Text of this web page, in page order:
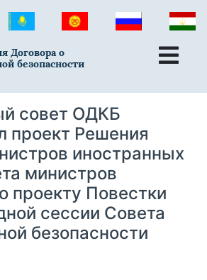
Договора о
безопасности
совет ОДКБ
проект Решения
иностранных
министров
проекту Повестки
сессии Совета
безопасности